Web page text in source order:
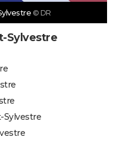
© DR
Sylvestre
Sylvestre